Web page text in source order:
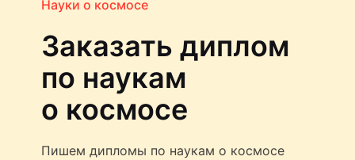
Науки о космосе
Заказать диплом
по наукам
о космосе
Пишем дипломы по наукам о космосе